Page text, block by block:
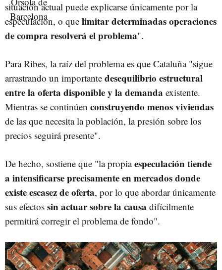
situación actual puede explicarse únicamente por la
especulación, o que limitar determinadas operaciones
de compra resolverá el problema".
Para Ribes, la raíz del problema es que Cataluña "sigue
arrastrando un importante desequilibrio estructural
entre la oferta disponible y la demanda existente.
Mientras se continúen construyendo menos viviendas
de las que necesita la población, la presión sobre los
precios seguirá presente".
De hecho, sostiene que "la propiaespeculación tiende
a intensificarse precisamente en mercados donde
existe escasez de oferta, por lo que abordar únicamente
sus efectos sin actuar sobre la causa difícilmente
permitirá corregir el problema de fondo".